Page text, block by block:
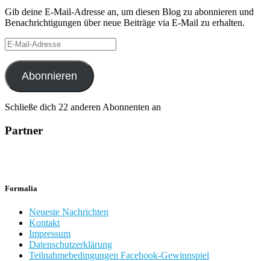
Gib deine E-Mail-Adresse an, um diesen Blog zu abonnieren und
Benachrichtigungen über neue Beiträge via E-Mail zu erhalten.
E-
Mail-
Adresse
Abonnieren
Schließe dich 22 anderen Abonnenten an
Partner
Formalia
Neueste Nachrichten
Kontakt
Impressum
Datenschutzerklärung
Teilnahmebedingungen Facebook-Gewinnspiel